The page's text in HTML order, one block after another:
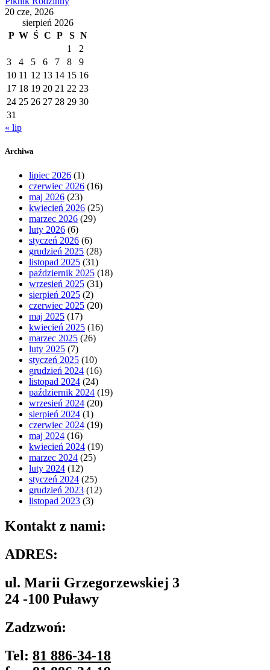
20 cze, 2026
sierpień 2026
P W Ś C P S N
1
2
3
4 5 6 7 8
9
10 11 12 13 14 15 16
17 18 19 20 21 22 23
24 25 26 27 28 29 30
31
« lip
Archiwa
lipiec 2026 (1)
czerwiec 2026 (16)
maj 2026 (23)
kwiecień 2026 (25)
marzec 2026 (29)
luty 2026 (6)
styczeń 2026 (6)
grudzień 2025 (28)
listopad 2025 (31)
październik 2025 (18)
wrzesień 2025 (31)
sierpień 2025 (2)
czerwiec 2025 (20)
maj 2025 (17)
kwiecień 2025 (16)
marzec 2025 (26)
luty 2025 (7)
styczeń 2025 (10)
grudzień 2024 (16)
listopad 2024 (24)
październik 2024 (19)
wrzesień 2024 (20)
sierpień 2024 (1)
czerwiec 2024 (19)
maj 2024 (16)
kwiecień 2024 (19)
marzec 2024 (25)
luty 2024 (12)
styczeń 2024 (25)
grudzień 2023 (12)
listopad 2023 (3)
Kontakt z nami:
ADRES:
ul. Marii Grzegorzewskiej 3
24 -100 Puławy
Zadzwoń:
Tel: 81 886-34-18